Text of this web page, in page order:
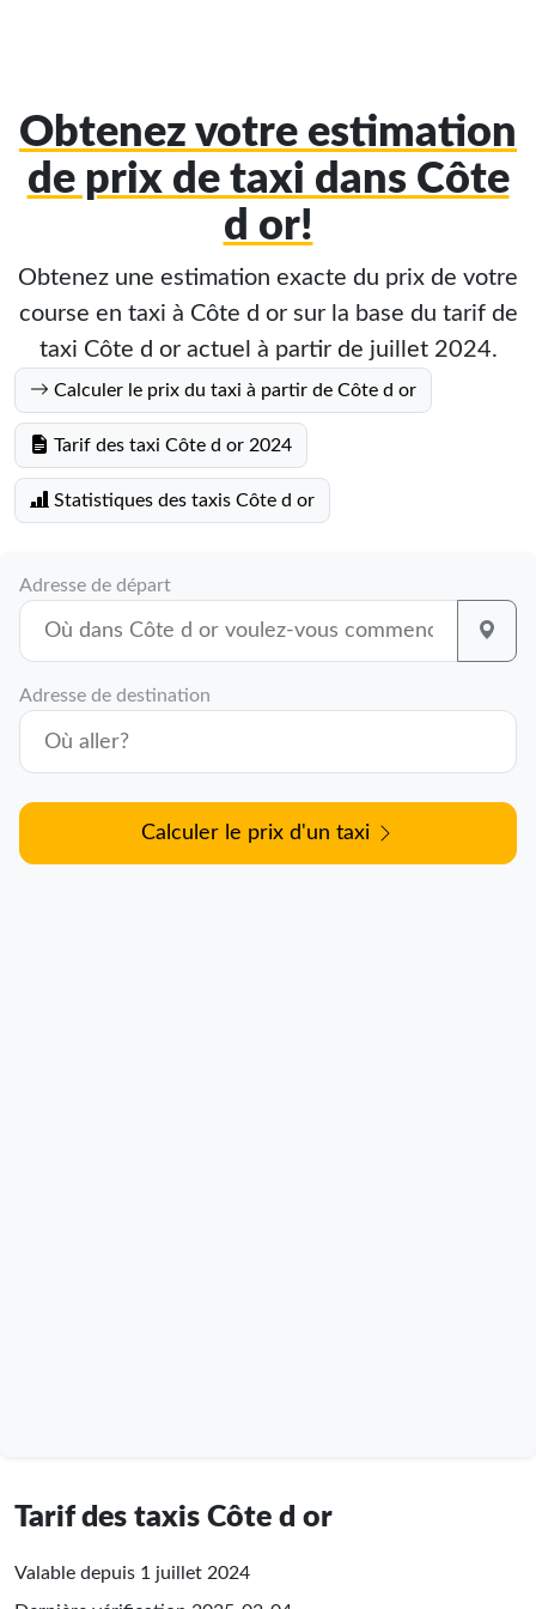
Obtenez votre estimation
de prix de taxi dans Côte
d or!
Obtenez une estimation exacte du prix de votre
course en taxi à Côte d or sur la base du tarif de
taxi Côte d or actuel à partir de juillet 2024.
Calculer le prix du taxi à partir de Côte d or
Tarif des taxi Côte d or 2024
Statistiques des taxis Côte d or
Adresse de départ
Adresse de destination
Calculer le prix d'un taxi
Tarif des taxis Côte d or
Valable depuis 1 juillet 2024